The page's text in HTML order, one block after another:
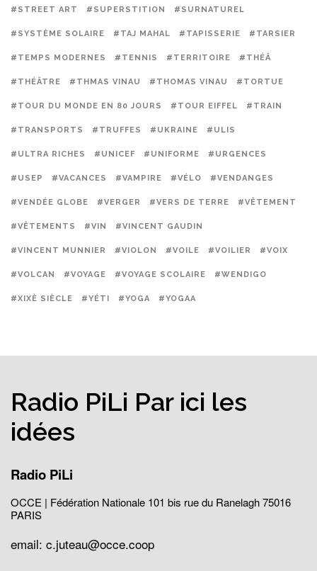
#STREET ART #SUPERSTITION #SURNATUREL
#SYSTÈME SOLAIRE #TAJ MAHAL #TAPISSERIE #TARSIER
#TEMPS MODERNES #TENNIS #TERRITOIRE #THÉÂ
#THÉÂTRE #THMAS VINAU #THOMAS VINAU #TORTUE
#TOUR DU MONDE EN 80 JOURS #TOUR EIFFEL #TRAIN
#TRANSPORTS #TRUFFES #UKRAINE #ULIS
#ULTRA RICHES #UNICEF #UNIFORME #URGENCES
#USEP #VACANCES #VAMPIRE #VÉLO #VENDANGES
#VENDÉE GLOBE #VERGER #VERS DE TERRE #VÊTEMENT
#VÊTEMENTS #VIN #VINCENT GAUDIN
#VINCENT MUNNIER #VIOLON #VOILE #VOILIER #VOIX
#VOLCAN #VOYAGE #VOYAGE SCOLAIRE #WENDIGO
#XIXÈ SIÈCLE #YÉTI #YOGA #YOGAA
Radio PiLi Par ici les
idées
Radio PiLi
OCCE | Fédération Nationale 101 bis rue du Ranelagh75016
PARIS
email: c.juteau@occe.coop